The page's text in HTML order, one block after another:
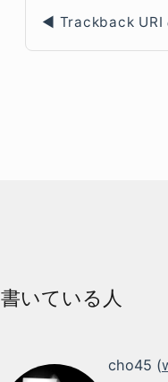
Trackback URI
書いている人
cho45 (